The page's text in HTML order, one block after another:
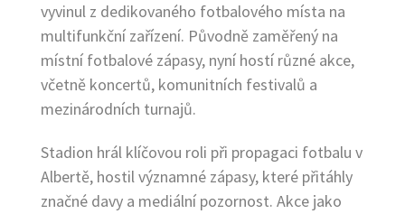
vyvinul z dedikovaného fotbalového místa na
multifunkční zařízení. Původně zaměřený na
místní fotbalové zápasy, nyní hostí různé akce,
včetně koncertů, komunitních festivalů a
mezinárodních turnajů.
Stadion hrál klíčovou roli při propagaci fotbalu v
Albertě, hostil významné zápasy, které přitáhly
značné davy a mediální pozornost. Akce jako